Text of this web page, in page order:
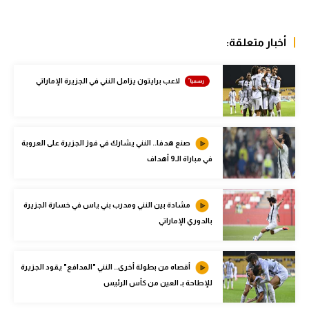
أقسام خاصة
Gamers
ميركاتو
تحقيق في الجول
تقرير في الجول
تحليل في الجول
حكايات في الجول
كويز في الجول
فيديو في الجول
أخبار متعلقة:
لاعب برايتون يزامل النني في الجزيرة الإماراتي
صنع هدفا.. النني يشارك في فوز الجزيرة على العروبة
في مباراة الـ9 أهداف
مشادة بين النني ومدرب بني ياس في خسارة الجزيرة
بالدوري الإماراتي
أقصاه من بطولة أخرى.. النني "المدافع" يقود الجزيرة
للإطاحة بـ العين من كأس الرئيس